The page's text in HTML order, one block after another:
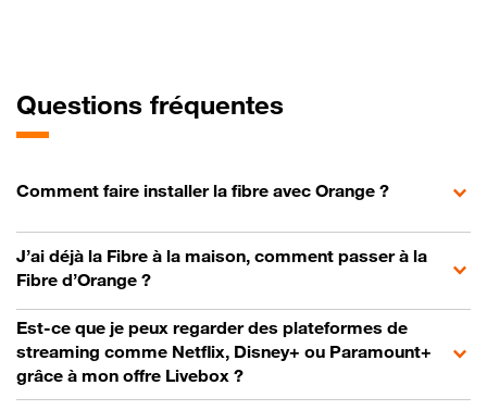
Questions fréquentes
Comment faire installer la fibre avec Orange ?
J’ai déjà la Fibre à la maison, comment passer à la
Fibre d’Orange ?
Est-ce que je peux regarder des plateformes de
streaming comme Netflix, Disney+ ou Paramount+
grâce à mon offre Livebox ?